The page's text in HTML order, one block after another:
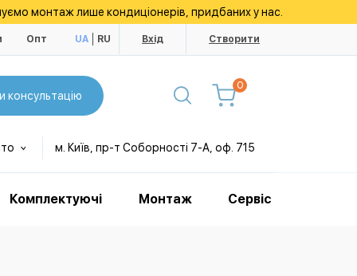
монтаж лише кондиціонерів, придбаних у нас.
Опт UA RU Вхід Створити
консультацію
0
м. Київ, пр-т Соборності 7-А, оф. 715
Комплектуючі Монтаж Сервіс